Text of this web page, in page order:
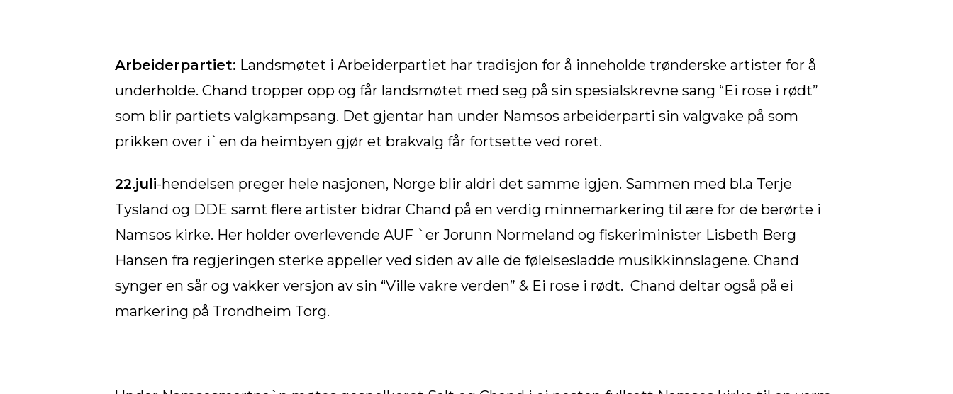
Arbeiderpartiet: Landsmøtet i Arbeiderpartiet har tradisjon for å inneholde trønderske artister for å
underholde. Chand tropper opp og får landsmøtet med seg på sin spesialskrevne sang “Ei rose i rødt”
som blir partiets valgkampsang. Det gjentar han under Namsos arbeiderparti sin valgvake på som
prikken over i`en da heimbyen gjør et brakvalg får fortsette ved roret.
22.juli-hendelsen preger hele nasjonen, Norge blir aldri det samme igjen. Sammen med bl.a Terje
Tysland og DDE samt flere artister bidrar Chand på en verdig minnemarkering til ære for de berørte i
Namsos kirke. Her holder overlevende AUF `er Jorunn Normeland og fiskeriminister Lisbeth Berg
Hansen fra regjeringen sterke appeller ved siden av alle de følelsesladde musikkinnslagene. Chand
synger en sår og vakker versjon av sin “Ville vakre verden” & Ei rose i rødt. Chand deltar også på ei
markering på Trondheim Torg.